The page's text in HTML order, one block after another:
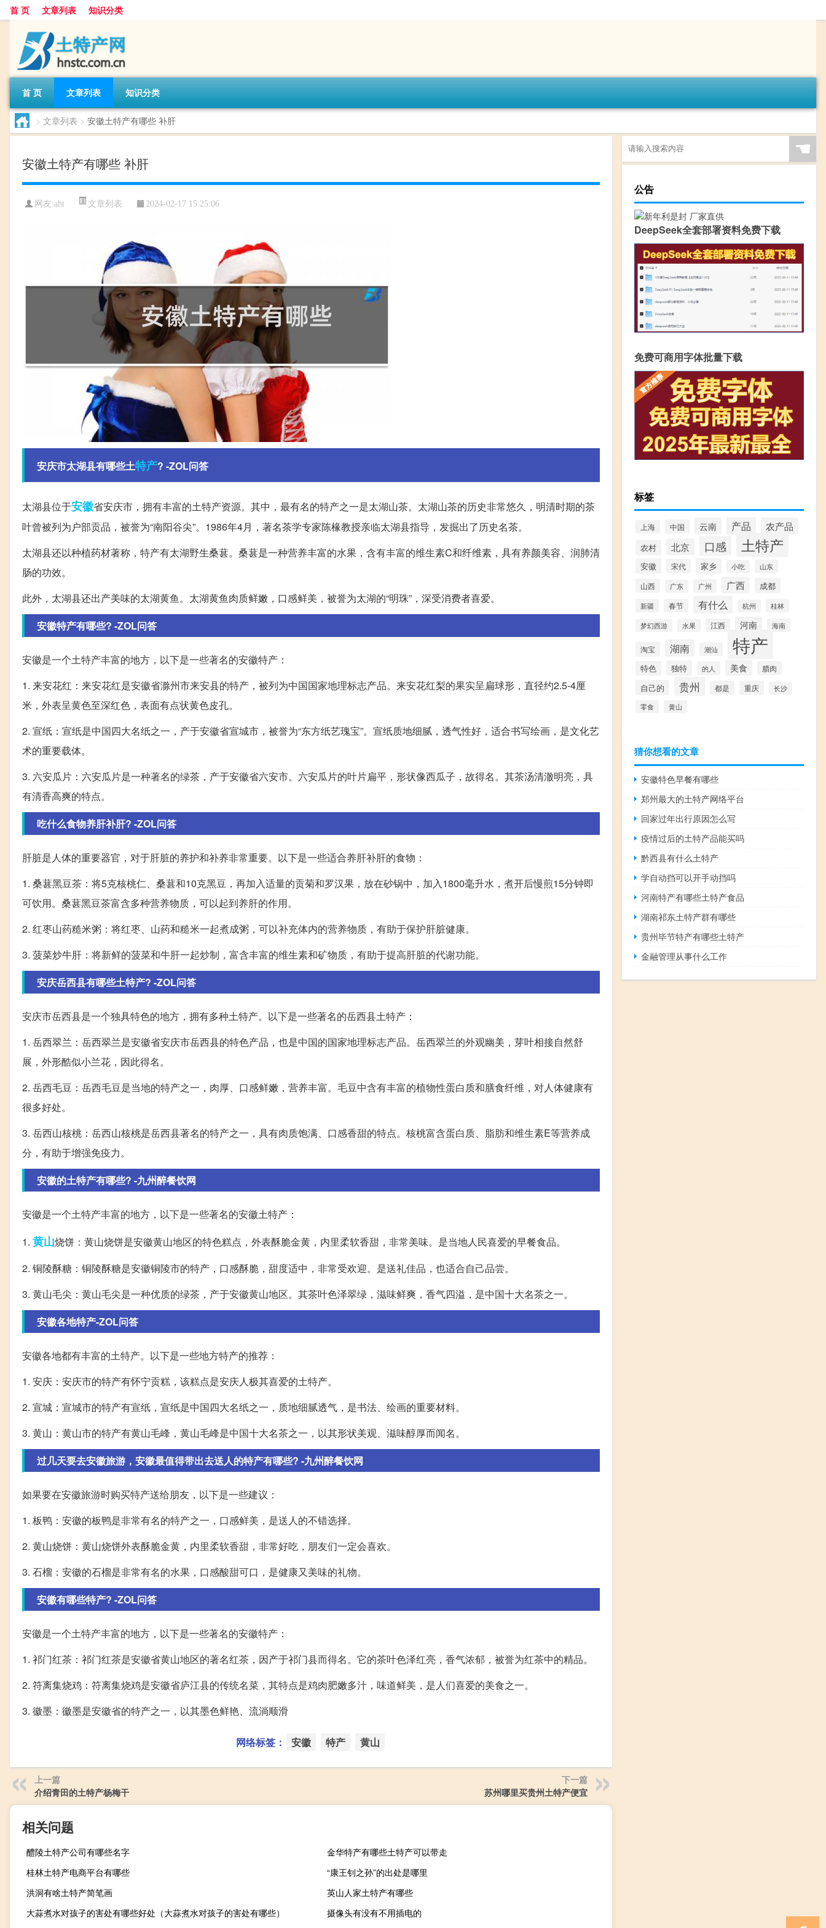
首 页 文章列表 知识分类
首 页 文章列表 知识分类
> 文章列表 > 安徽土特产有哪些 补肝
安徽土特产有哪些 补肝
网友:aht 文章列表 2024-02-17 15:25:06
安庆市太湖县有哪些土特产? -ZOL问答
太湖县位于安徽省安庆市，拥有丰富的土特产资源。其中，最有名的特产之一是太湖山茶。太湖山茶的历史非常悠久，明清时期的茶
叶曾被列为户部贡品，被誉为“南阳谷尖”。1986年4月，著名茶学专家陈椽教授亲临太湖县指导，发掘出了历史名茶。
太湖县还以种植药材著称，特产有太湖野生桑葚。桑葚是一种营养丰富的水果，含有丰富的维生素C和纤维素，具有养颜美容、润肺清
肠的功效。
此外，太湖县还出产美味的太湖黄鱼。太湖黄鱼肉质鲜嫩，口感鲜美，被誉为太湖的“明珠”，深受消费者喜爱。
安徽特产有哪些? -ZOL问答
安徽是一个土特产丰富的地方，以下是一些著名的安徽特产：
1. 来安花红：来安花红是安徽省滁州市来安县的特产，被列为中国国家地理标志产品。来安花红梨的果实呈扁球形，直径约2.5-4厘
米，外表呈黄色至深红色，表面有点状黄色皮孔。
2. 宣纸：宣纸是中国四大名纸之一，产于安徽省宣城市，被誉为“东方纸艺瑰宝”。宣纸质地细腻，透气性好，适合书写绘画，是文化艺
术的重要载体。
3. 六安瓜片：六安瓜片是一种著名的绿茶，产于安徽省六安市。六安瓜片的叶片扁平，形状像西瓜子，故得名。其茶汤清澈明亮，具
有清香高爽的特点。
吃什么食物养肝补肝? -ZOL问答
肝脏是人体的重要器官，对于肝脏的养护和补养非常重要。以下是一些适合养肝补肝的食物：
1. 桑葚黑豆茶：将5克核桃仁、桑葚和10克黑豆，再加入适量的贡菊和罗汉果，放在砂锅中，加入1800毫升水，煮开后慢煎15分钟即
可饮用。桑葚黑豆茶富含多种营养物质，可以起到养肝的作用。
2. 红枣山药糙米粥：将红枣、山药和糙米一起煮成粥，可以补充体内的营养物质，有助于保护肝脏健康。
3. 菠菜炒牛肝：将新鲜的菠菜和牛肝一起炒制，富含丰富的维生素和矿物质，有助于提高肝脏的代谢功能。
安庆岳西县有哪些土特产? -ZOL问答
安庆市岳西县是一个独具特色的地方，拥有多种土特产。以下是一些著名的岳西县土特产：
1. 岳西翠兰：岳西翠兰是安徽省安庆市岳西县的特色产品，也是中国的国家地理标志产品。岳西翠兰的外观幽美，芽叶相接自然舒
展，外形酷似小兰花，因此得名。
2. 岳西毛豆：岳西毛豆是当地的特产之一，肉厚、口感鲜嫩，营养丰富。毛豆中含有丰富的植物性蛋白质和膳食纤维，对人体健康有
很多好处。
3. 岳西山核桃：岳西山核桃是岳西县著名的特产之一，具有肉质饱满、口感香甜的特点。核桃富含蛋白质、脂肪和维生素E等营养成
分，有助于增强免疫力。
安徽的土特产有哪些? -九州醉餐饮网
安徽是一个土特产丰富的地方，以下是一些著名的安徽土特产：
1. 黄山烧饼：黄山烧饼是安徽黄山地区的特色糕点，外表酥脆金黄，内里柔软香甜，非常美味。是当地人民喜爱的早餐食品。
2. 铜陵酥糖：铜陵酥糖是安徽铜陵市的特产，口感酥脆，甜度适中，非常受欢迎。是送礼佳品，也适合自己品尝。
3. 黄山毛尖：黄山毛尖是一种优质的绿茶，产于安徽黄山地区。其茶叶色泽翠绿，滋味鲜爽，香气四溢，是中国十大名茶之一。
安徽各地特产-ZOL问答
安徽各地都有丰富的土特产。以下是一些地方特产的推荐：
1. 安庆：安庆市的特产有怀宁贡糕，该糕点是安庆人极其喜爱的土特产。
2. 宣城：宣城市的特产有宣纸，宣纸是中国四大名纸之一，质地细腻透气，是书法、绘画的重要材料。
3. 黄山：黄山市的特产有黄山毛峰，黄山毛峰是中国十大名茶之一，以其形状美观、滋味醇厚而闻名。
过几天要去安徽旅游，安徽最值得带出去送人的特产有哪些? -九州醉餐饮网
如果要在安徽旅游时购买特产送给朋友，以下是一些建议：
1. 板鸭：安徽的板鸭是非常有名的特产之一，口感鲜美，是送人的不错选择。
2. 黄山烧饼：黄山烧饼外表酥脆金黄，内里柔软香甜，非常好吃，朋友们一定会喜欢。
3. 石榴：安徽的石榴是非常有名的水果，口感酸甜可口，是健康又美味的礼物。
安徽有哪些特产? -ZOL问答
安徽是一个土特产丰富的地方，以下是一些著名的安徽特产：
1. 祁门红茶：祁门红茶是安徽省黄山地区的著名红茶，因产于祁门县而得名。它的茶叶色泽红亮，香气浓郁，被誉为红茶中的精品。
2. 符离集烧鸡：符离集烧鸡是安徽省庐江县的传统名菜，其特点是鸡肉肥嫩多汁，味道鲜美，是人们喜爱的美食之一。
3. 徽墨：徽墨是安徽省的特产之一，以其墨色鲜艳、流淌顺滑
网络标签： 安徽 特产 黄山
上一篇
介绍青田的土特产杨梅干
下一篇
苏州哪里买贵州土特产便宜
相关问题
醴陵土特产公司有哪些名字
金华特产有哪些土特产可以带走
桂林土特产电商平台有哪些
“康王钊之孙”的出处是哪里
洪洞有啥土特产简笔画
英山人家土特产有哪些
大蒜煮水对孩子的害处有哪些好处（大蒜煮水对孩子的害处有哪些）
摄像头有没有不用插电的
☚
公告
DeepSeek全套部署资料免费下载
免费可商用字体批量下载
标签
上海 中国 云南 产品 农产品
农村 北京 口感 土特产
安徽 宋代 家乡 小吃 山东
山西 广东 广州 广西 成都
新疆 春节 有什么 杭州 桂林
梦幻西游 水果 江西 河南 海南
淘宝 湖南 潮汕 特产
特色 独特 的人 美食 腊肉
自己的 贵州 都是 重庆
长沙
零食
黄山
猜你想看的文章
安徽特色早餐有哪些
郑州最大的土特产网络平台
回家过年出行原因怎么写
疫情过后的土特产品能买吗
黔西县有什么土特产
学自动挡可以开手动挡吗
河南特产有哪些土特产食品
湖南祁东土特产群有哪些
贵州毕节特产有哪些土特产
金融管理从事什么工作